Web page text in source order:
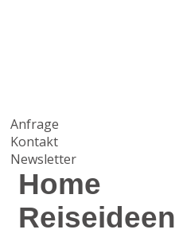
Anfrage
Kontakt
Newsletter
Home
Reiseideen